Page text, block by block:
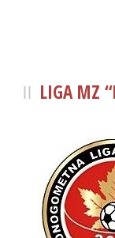
LIGA MZ